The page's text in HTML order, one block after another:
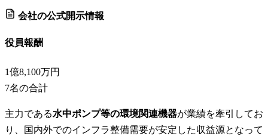
会社の公式開示情報
役員報酬
1億8,100万円
7名の合計
主力である水中ポンプ等の環境関連機器が業績を牽引してお
り、国内外でのインフラ整備需要が安定した収益源となって